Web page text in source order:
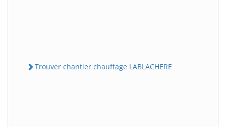
Trouver chantier chauffage LABLACHERE